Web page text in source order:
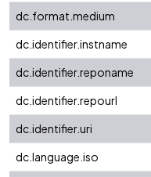
dc.format.medium
dc.identifier.instname
dc.identifier.reponame
dc.identifier.repourl
dc.identifier.uri
dc.language.iso